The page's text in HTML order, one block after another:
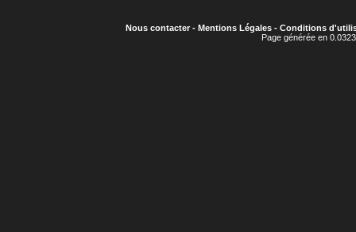
Nous contacter- Mentions Légales- Conditions
Page générée en